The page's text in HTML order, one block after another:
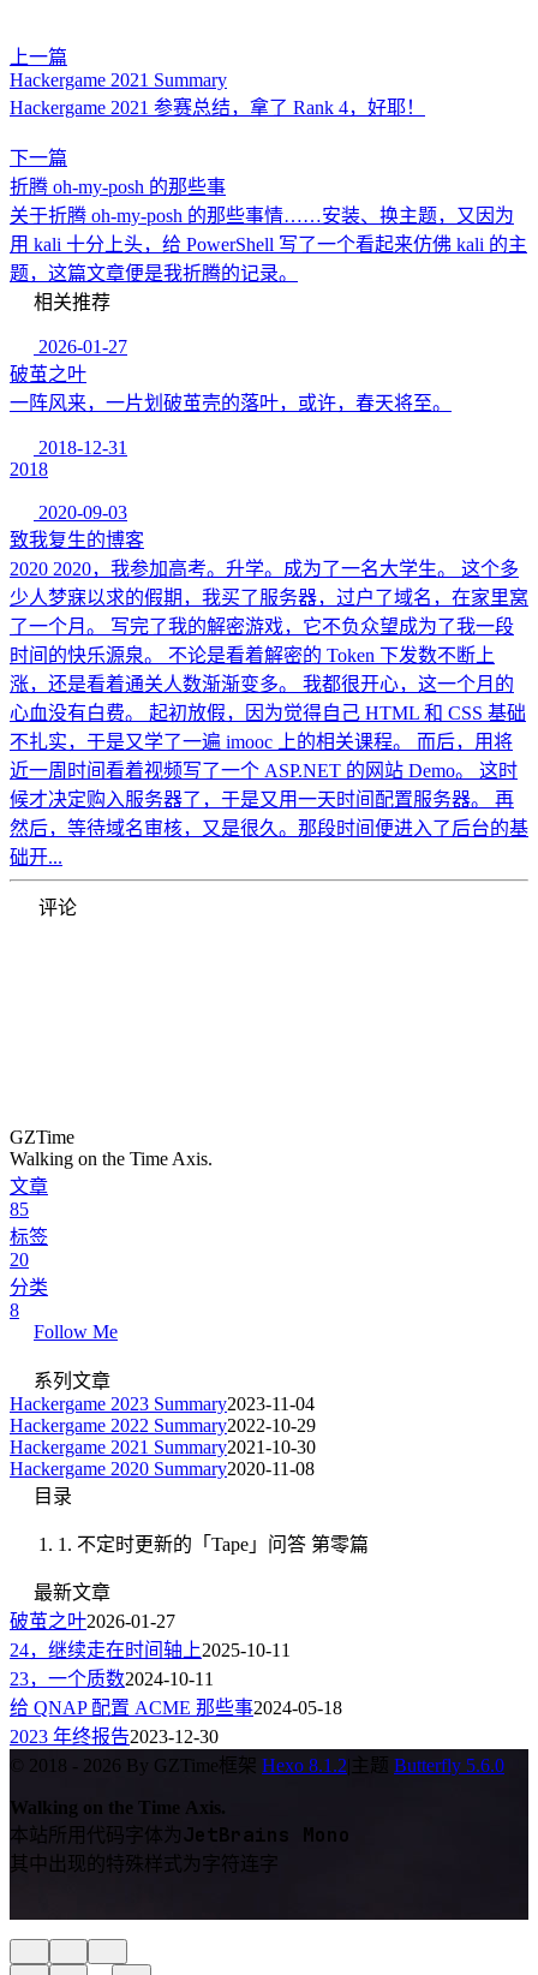
上一篇
Hackergame 2021 Summary
Hackergame 2021 参赛总结，拿了 Rank 4，好耶！
下一篇
折腾 oh-my-posh 的那些事
关于折腾 oh-my-posh 的那些事情……安装、换主题，又因为
用 kali 十分上头，给 PowerShell 写了一个看起来仿佛 kali 的主
题，这篇文章便是我折腾的记录。
相关推荐
2026-01-27
破茧之叶
一阵风来，一片划破茧壳的落叶，或许，春天将至。
2018-12-31
2018
2020-09-03
致我复生的博客
2020 2020，我参加高考。升学。成为了一名大学生。 这个多
少人梦寐以求的假期，我买了服务器，过户了域名，在家里窝
了一个月。 写完了我的解密游戏，它不负众望成为了我一段
时间的快乐源泉。 不论是看着解密的 Token 下发数不断上
涨，还是看着通关人数渐渐变多。 我都很开心，这一个月的
心血没有白费。 起初放假，因为觉得自己 HTML 和 CSS 基础
不扎实，于是又学了一遍 imooc 上的相关课程。 而后，用将
近一周时间看着视频写了一个 ASP.NET 的网站 Demo。 这时
候才决定购入服务器了，于是又用一天时间配置服务器。 再
然后，等待域名审核，又是很久。那段时间便进入了后台的基
础开...
评论
GZTime
Walking on the Time Axis.
文章
85
标签
20
分类
8
Follow Me
系列文章
Hackergame 2023 Summary2023-11-04
Hackergame 2022 Summary2022-10-29
Hackergame 2021 Summary2021-10-30
Hackergame 2020 Summary2020-11-08
目录
1. 不定时更新的「Tape」问答 第零篇
最新文章
破茧之叶2026-01-27
24，继续走在时间轴上2025-10-11
23，一个质数2024-10-11
给 QNAP 配置 ACME 那些事2024-05-18
2023 年终报告2023-12-30
© 2018 - 2026 By GZTime框架 Hexo 8.1.2 主题 Butterfly 5.6.0
Walking on the Time Axis.
本站所用代码字体为JetBrains Mono
其中出现的特殊样式为字符连字